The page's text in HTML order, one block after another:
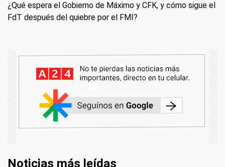
¿Qué espera el Gobierno de Máximo y CFK, y cómo sigue el
FdT después del quiebre por el FMI?
Noticias más leídas